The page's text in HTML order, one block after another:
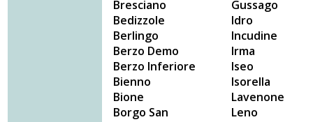
Bresciano
Bedizzole
Berlingo
Berzo Demo
Berzo Inferiore
Bienno
Bione
Borgo San
Gussago
Idro
Incudine
Irma
Iseo
Isorella
Lavenone
Leno